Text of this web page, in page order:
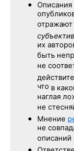
Описания
отражают
их
быть
не
что в
наглая
не
Мнение
не
описаний